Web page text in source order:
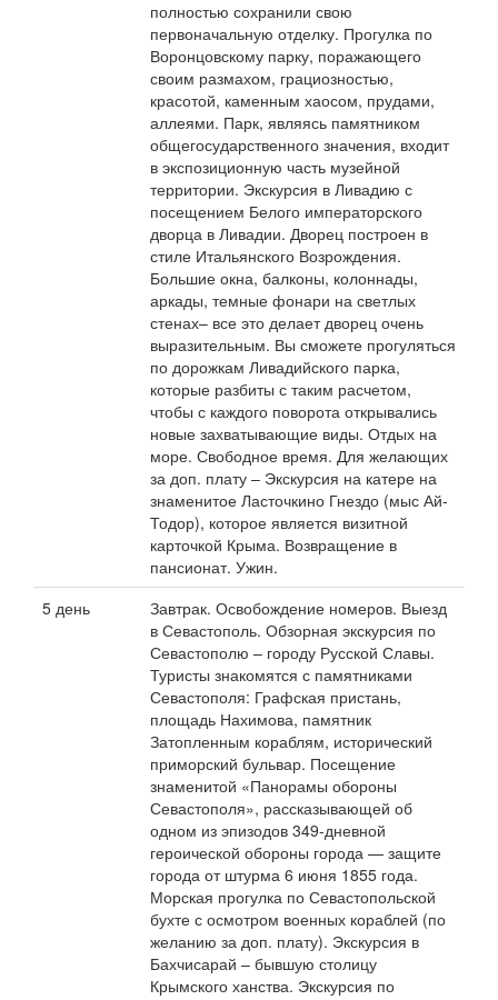
полностью сохранили свою
первоначальную отделку. Прогулка по
Воронцовскому парку, поражающего
своим размахом, грациозностью,
красотой, каменным хаосом, прудами,
аллеями. Парк, являясь памятником
общегосударственного значения, входит
в экспозиционную часть музейной
территории. Экскурсия в Ливадию с
посещением Белого императорского
дворца в Ливадии. Дворец построен в
стиле Итальянского Возрождения.
Большие окна, балконы, колоннады,
аркады, темные фонари на светлых
стенах– все это делает дворец очень
выразительным. Вы сможете прогуляться
по дорожкам Ливадийского парка,
которые разбиты с таким расчетом,
чтобы с каждого поворота открывались
новые захватывающие виды. Отдых на
море. Свободное время. Для желающих
за доп. плату – Экскурсия на катере на
знаменитое Ласточкино Гнездо (мыс Ай-
Тодор), которое является визитной
карточкой Крыма. Возвращение в
пансионат. Ужин.
5 день
Завтрак. Освобождение номеров. Выезд
в Севастополь. Обзорная экскурсия по
Севастополю – городу Русской Славы.
Туристы знакомятся с памятниками
Севастополя: Графская пристань,
площадь Нахимова, памятник
Затопленным кораблям, исторический
приморский бульвар. Посещение
знаменитой «Панорамы обороны
Севастополя», рассказывающей об
одном из эпизодов 349-дневной
героической обороны города — защите
города от штурма 6 июня 1855 года.
Морская прогулка по Севастопольской
бухте с осмотром военных кораблей (по
желанию за доп. плату). Экскурсия в
Бахчисарай – бывшую столицу
Крымского ханства. Экскурсия по